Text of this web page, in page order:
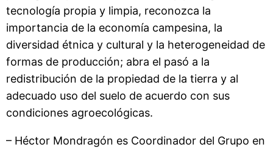
tecnología propia y limpia, reconozca la
importancia de la economía campesina, la
diversidad étnica y cultural y la heterogeneidad de
formas de producción; abra el pasó a la
redistribución de la propiedad de la tierra y al
adecuado uso del suelo de acuerdo con sus
condiciones agroecológicas.
– Héctor Mondragón es Coordinador del Grupo en